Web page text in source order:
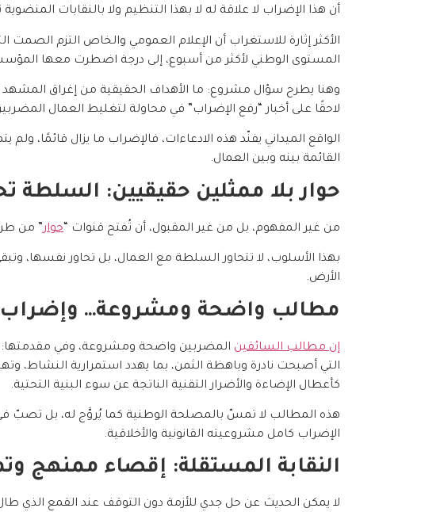
أن هذا الإضراب لا علاقة له لا بهذا التنظيم ولا بالنقابات
الأكثر إثارة للاستغراب أن الإعلام العمومي والخاص التزم
المستوى الوطني لأكثر من أسبوع، إلى درجة اضطرت معها
وهنا يطرح سؤال مشروع: ما الأهداف الحقيقية من إغراق المشهد
لاحقًا على أخبار “رفع الإضراب” في محاولة لتغليط العمال
الواقع الميداني يفنّد هذه الادعاءات، فالإضراب ما يزال قائمًا،
القائمة بينه وبين العمال.
حوار بلا ممثلين حقيقيين: السلطة
من غير المفهوم، بل من غير المقبول، أن تُفتح قنوات “ حوار” من
بهذا الأسلوب، لا تتحاور السلطة مع العمال، بل تحاور نفسها،
الأرض.
مطالب واضحة ومشروعة…
إن مطالب السائقين المضربين واضحة ومشروعة، وفي مقدمتها:
التي أصبحت نادرة وباهظة الثمن، بما يهدد استمرارية النشاط،
كأعطال الإضاءة والأضرار التقنية الناتجة عن سوء البنية التحتية.
هذه المطالب لا تمسّ بالمصلحة الوطنية كما يُروَّج له، بل تصبّ
الإضراب كامل مشروعيته القانونية والأخلاقية.
النقابة المستقلة: إقصاء ممنهج
لا يمكن الحديث عن حل جدي للأزمة دون التوقف عند القمع الذي